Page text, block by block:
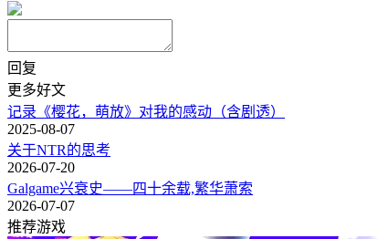
回复
更多好文
记录《樱花，萌放》对我的感动（含剧透）
2025-08-07
关于NTR的思考
2026-07-20
Galgame兴衰史——四十余载,繁华萧索
2026-07-07
推荐游戏